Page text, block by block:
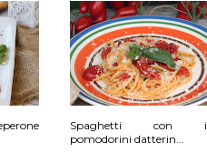
Spaghetti con i
pomodorini datterin...